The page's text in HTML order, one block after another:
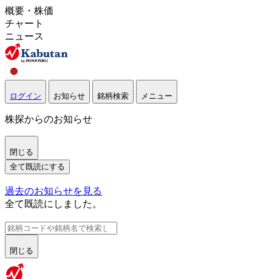
概要・株価
チャート
ニュース
ログイン お知らせ 銘柄検索 メニュー
株探からのお知らせ
閉じる
全て既読にする
過去のお知らせを見る
全て既読にしました。
閉じる